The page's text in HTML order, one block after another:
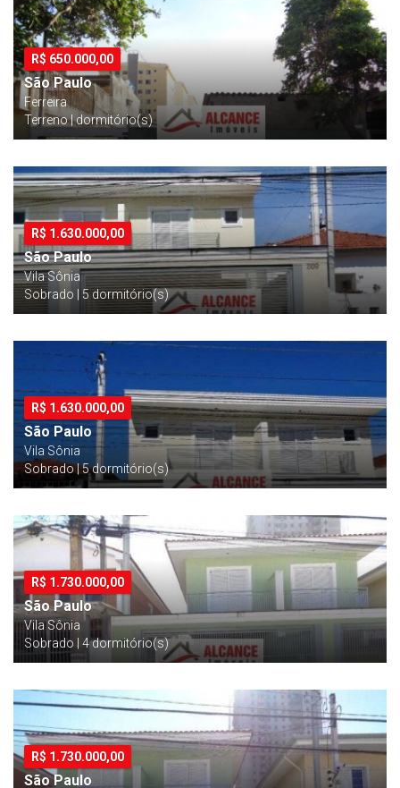
R$ 650.000,00
São Paulo
Ferreira
Terreno | dormitório(s)
R$ 1.630.000,00
São Paulo
Vila Sônia
Sobrado | 5 dormitório(s)
R$ 1.630.000,00
São Paulo
Vila Sônia
Sobrado | 5 dormitório(s)
R$ 1.730.000,00
São Paulo
Vila Sônia
Sobrado | 4 dormitório(s)
R$ 1.730.000,00
São Paulo